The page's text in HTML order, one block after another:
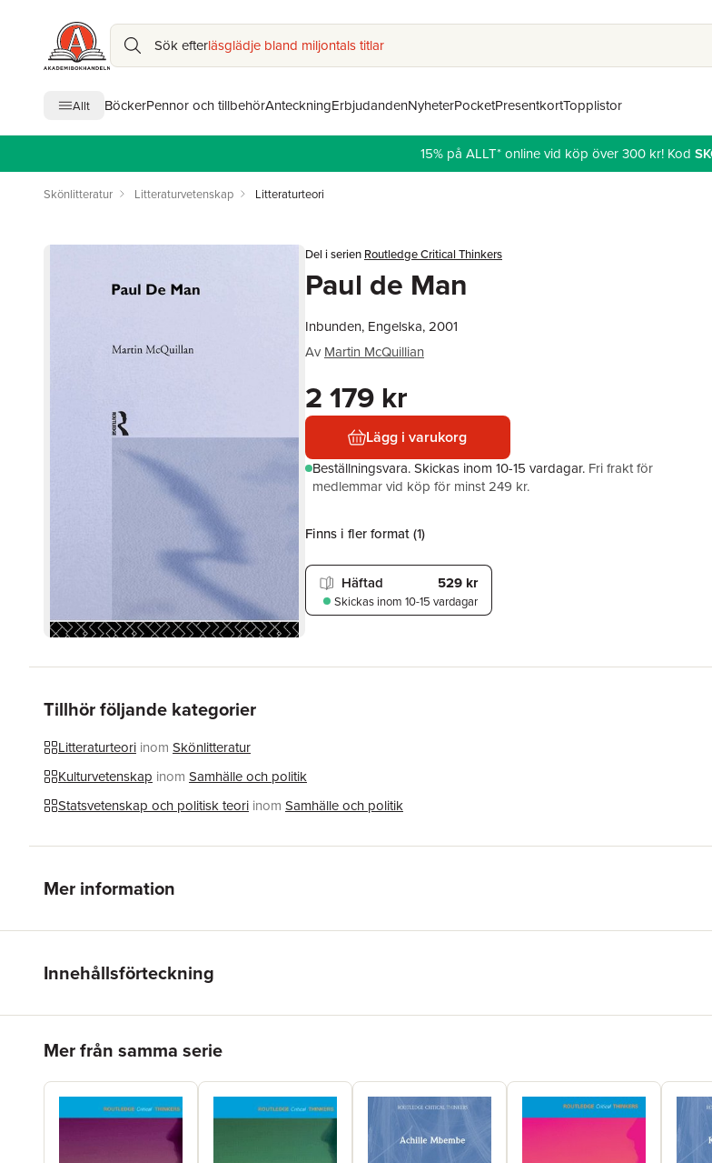
Sök efterläsglädje bland miljontals titlar
Allt BöckerPennor och tillbehörAnteckningErbjudandenNyheterPocketPresentkortTopplistor
15% på ALLT* online vid köp över 300 kr! Kod
Skönlitteratur Litteraturvetenskap Litteraturteori
Del i serien Routledge Critical Thinkers
Paul de Man
Inbunden, Engelska, 2001
Av Martin McQuillian
2 179 kr
Lägg i varukorg
Beställningsvara.Skickas inom 10-15 vardagar. Fri frakt för
medlemmar vid köp för minst 249 kr.
Finns i fler format (1)
Häftad 529 kr
Skickas inom 10-15 vardagar
Tillhör följande kategorier
Litteraturteori inom Skönlitteratur
Kulturvetenskap inom Samhälle och politik
Statsvetenskap och politisk teori inom Samhälle och politik
Mer information
Innehållsförteckning
Mer från samma serie